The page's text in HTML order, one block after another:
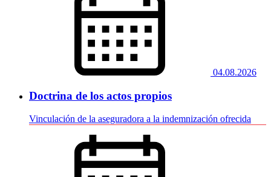
04.08.2026
Doctrina de los actos propios
Vinculación de la aseguradora a la indemnización ofrecida